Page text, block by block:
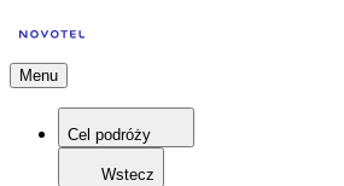
Menu
Cel podróży
Wstecz